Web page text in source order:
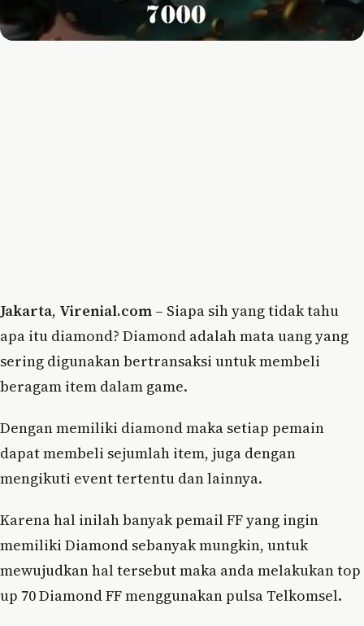
Jakarta, Virenial.com – Siapa sih yang tidak tahu
apa itu diamond? Diamond adalah mata uang yang
sering digunakan bertransaksi untuk membeli
beragam item dalam game.
Dengan memiliki diamond maka setiap pemain
dapat membeli sejumlah item, juga dengan
mengikuti event tertentu dan lainnya.
Karena hal inilah banyak pemail FF yang ingin
memiliki Diamond sebanyak mungkin, untuk
mewujudkan hal tersebut maka anda melakukan top
up 70 Diamond FF menggunakan pulsa Telkomsel.